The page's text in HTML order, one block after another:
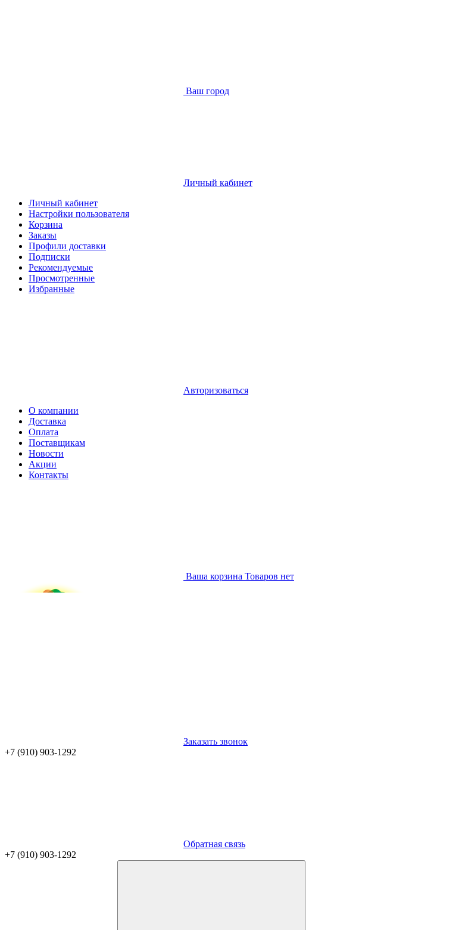
Ваш город
Личный кабинет
Личный кабинет
Настройки пользователя
Корзина
Заказы
Профили доставки
Подписки
Рекомендуемые
Просмотренные
Избранные
Авторизоваться
О компании
Доставка
Оплата
Поставщикам
Новости
Акции
Контакты
Ваша корзина Товаров нет
Заказать звонок
+7 (910) 903-1292
Обратная связь
+7 (910) 903-1292